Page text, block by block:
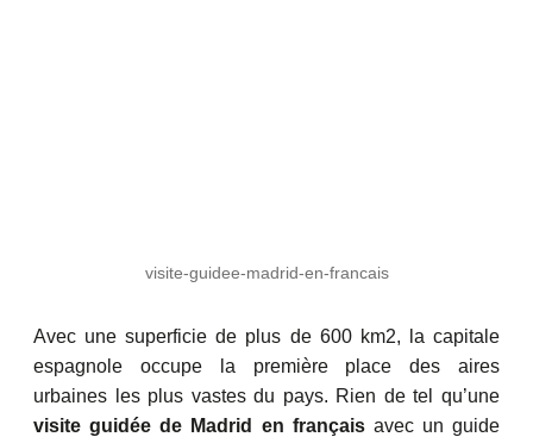
visite-guidee-madrid-en-francais
Avec une superficie de plus de 600 km2, la capitale
espagnole occupe la première place des aires
urbaines les plus vastes du pays. Rien de tel qu’une
visite guidée de Madrid en françaisavec un guide